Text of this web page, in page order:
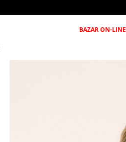
BAZAR ON-LINE